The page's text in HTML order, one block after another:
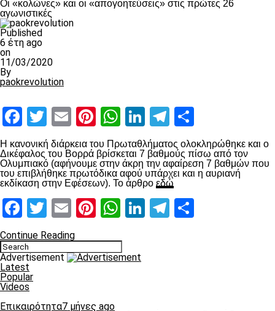
Οι «κολώνες» και οι «απογοητεύσεις» στις πρώτες 26
αγωνιστικές
Published
6 έτη ago
on
11/03/2020
By
paokrevolution
Facebook
Twitter
EmailPinterest
WhatsApp
LinkedIn
Telegram
Η κανονική διάρκεια του Πρωταθλήματος ολοκληρώθηκε και ο
Δικέφαλος του Βορρά βρίσκεται 7 βαθμούς πίσω από τον
Ολυμπιακό (αφήνουμε στην άκρη την αφαίρεση 7 βαθμών που
του επιβλήθηκε πρωτόδικα αφού υπάρχει και η αυριανή
εκδίκαση στην Εφέσεων). Το άρθρο εδώ
Facebook
Twitter
EmailPinterest
WhatsApp
LinkedIn
Telegram
Continue Reading
Advertisement
Latest
Popular
Videos
Επικαιρότητα7 μήνες ago